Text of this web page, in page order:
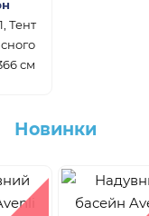
Тент
см
Новинки